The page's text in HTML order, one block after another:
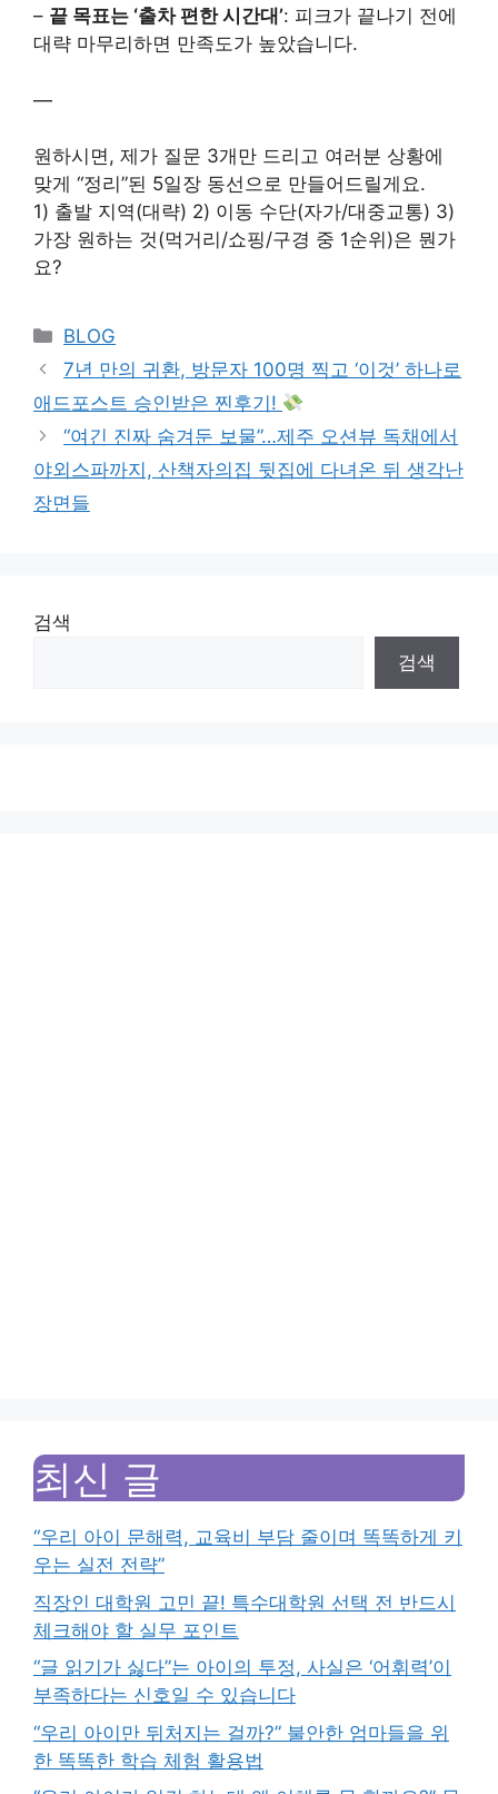
– 끝 목표는 ‘출차 편한 시간대’: 피크가 끝나기 전에
대략 마무리하면 만족도가 높았습니다.
—
원하시면, 제가 질문 3개만 드리고 여러분 상황에
맞게 “정리”된 5일장 동선으로 만들어드릴게요.
1) 출발 지역(대략) 2) 이동 수단(자가/대중교통) 3)
가장 원하는 것(먹거리/쇼핑/구경 중 1순위)은 뭔가
요?
Categories
BLOG
7년 만의 귀환, 방문자 100명 찍고 ‘이것’ 하나로
애드포스트 승인받은 찐후기!
“여긴 진짜 숨겨둔 보물”…제주 오션뷰 독채에서
야외스파까지, 산책자의집 뒷집에 다녀온 뒤 생각난
장면들
검색
검색
최신 글
“우리 아이 문해력, 교육비 부담 줄이며 똑똑하게 키
우는 실전 전략”
직장인 대학원 고민 끝! 특수대학원 선택 전 반드시
체크해야 할 실무 포인트
“글 읽기가 싫다”는 아이의 투정, 사실은 ‘어휘력’이
부족하다는 신호일 수 있습니다
“우리 아이만 뒤처지는 걸까?” 불안한 엄마들을 위
한 똑똑한 학습 체험 활용법